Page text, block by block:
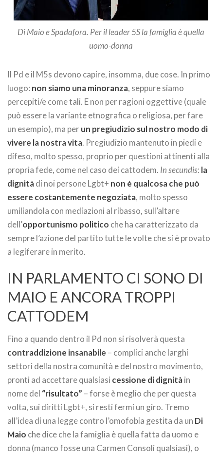
Di Maio e Spadafora. Per il leader 5S la famiglia è quella
uomo-donna
Il Pd e il M5s devono capire, insomma, due cose. In primo
luogo: non siamo una minoranza, seppure siamo
percepiti/e come tali. E non per ragioni oggettive (quale
può essere la variante etnografica o religiosa, per fare
un esempio), ma perun pregiudizio sul nostro modo di
vivere la nostra vita. Pregiudizio mantenuto in piedi e
difeso, molto spesso, proprio per questioni attinenti alla
propria fede, come nel caso dei cattodem. In secundis: la
dignitàdi noi persone Lgbt+ non è qualcosa che può
essere costantemente negoziata, molto spesso
umiliandola con mediazioni al ribasso, sull’altare
dell’opportunismo politico che ha caratterizzato da
sempre l’azione del partito tutte le volte che si è provato
a legiferare in merito.
IN PARLAMENTO CI SONO DI
MAIO E ANCORA TROPPI
CATTODEM
Fino a quando dentro il Pd non si risolverà questa
contraddizione insanabile – complici anche larghi
settori della nostra comunità e del nostro movimento,
pronti ad accettare qualsiasi cessione di dignitàin
nome del “risultato” – forse è meglio che per questa
volta, sui diritti Lgbt+, si resti fermi un giro. Tremo
all’idea di una legge contro l’omofobia gestita da un Di
Maio che dice che la famiglia è quella fatta da uomo e
donna (manco fosse una Carmen Consoli qualsiasi), o